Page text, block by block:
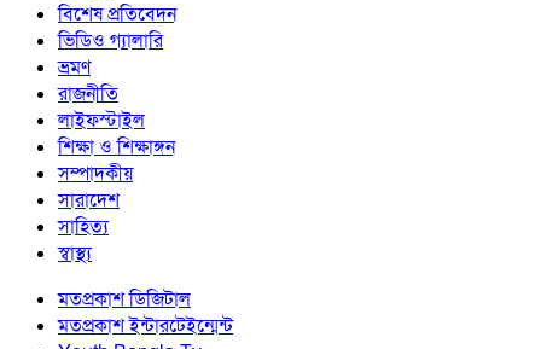
বিশেষ প্রতিবেদন
ভিডিও গ্যালারি
ভ্রমণ
রাজনীতি
লাইফস্টাইল
শিক্ষা ও শিক্ষাঙ্গন
সম্পাদকীয়
সারাদেশ
সাহিত্য
স্বাস্থ্য
মতপ্রকাশ ডিজিটাল
মতপ্রকাশ ইন্টারটেইন্মেন্ট